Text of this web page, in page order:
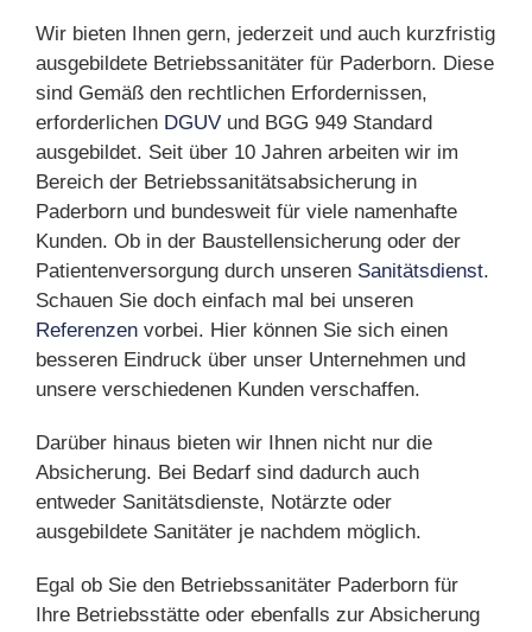
Wir bieten Ihnen gern, jederzeit und auch kurzfristig
ausgebildete Betriebssanitäter für Paderborn. Diese
sind Gemäß den rechtlichen Erfordernissen,
erforderlichen DGUV und BGG 949 Standard
ausgebildet. Seit über 10 Jahren arbeiten wir im
Bereich der Betriebssanitätsabsicherung in
Paderborn und bundesweit für viele namenhafte
Kunden. Ob in der Baustellensicherung oder der
Patientenversorgung durch unseren Sanitätsdienst.
Schauen Sie doch einfach mal bei unseren
Referenzen vorbei. Hier können Sie sich einen
besseren Eindruck über unser Unternehmen und
unsere verschiedenen Kunden verschaffen.
Darüber hinaus bieten wir Ihnen nicht nur die
Absicherung. Bei Bedarf sind dadurch auch
entweder Sanitätsdienste, Notärzte oder
ausgebildete Sanitäter je nachdem möglich.
Egal ob Sie den Betriebssanitäter Paderborn für
Ihre Betriebsstätte oder ebenfalls zur Absicherung